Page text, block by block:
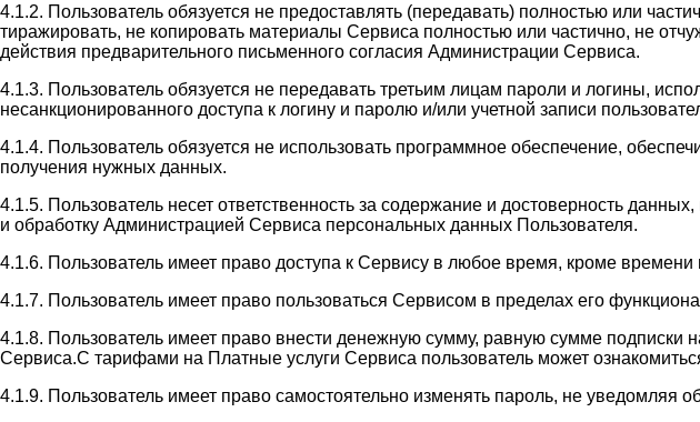
4.1.2. Пользователь обязуется не предоставлять (передавать) полностью или
тиражировать, не копировать материалы Сервиса полностью или частично, не
действия предварительного письменного согласия Администрации Сервиса.
4.1.3. Пользователь обязуется не передавать третьим лицам пароли и логины,
несанкционированного доступа к логину и паролю и/или учетной записи
4.1.4. Пользователь обязуется не использовать программное обеспечение,
получения нужных данных.
4.1.5. Пользователь несет ответственность за содержание и достоверность
и обработку Администрацией Сервиса персональных данных Пользователя.
4.1.6. Пользователь имеет право доступа к Сервису в любое время, кроме времени
4.1.7. Пользователь имеет право пользоваться Сервисом в пределах его
4.1.8. Пользователь имеет право внести денежную сумму, равную сумме
Сервиса.С тарифами на Платные услуги Сервиса пользователь может
4.1.9. Пользователь имеет право самостоятельно изменять пароль, не уведомляя